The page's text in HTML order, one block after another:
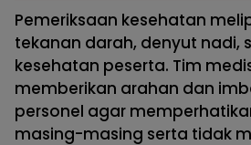
Pemeriksaan kesehatan
tekanan darah, denyut nadi,
kesehatan peserta. Tim
memberikan arahan dan
personel agar
masing-masing serta tidak